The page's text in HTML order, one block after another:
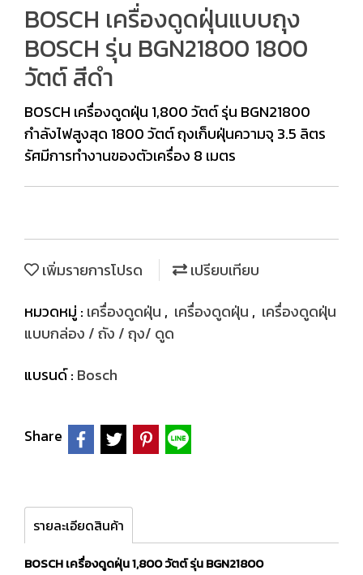
BOSCH เครื่องดูดฝุ่นแบบถุง
BOSCH รุ่น BGN21800 1800
วัตต์ สีดำ
BOSCH เครื่องดูดฝุ่น 1,800 วัตต์ รุ่น BGN21800
กำลังไฟสูงสุด 1800 วัตต์ ถุงเก็บฝุ่นความจุ 3.5 ลิตร
รัศมีการทำงานของตัวเครื่อง 8 เมตร
เพิ่มรายการโปรด
เปรียบเทียบ
หมวดหมู่ : เครื่องดูดฝุ่น , เครื่องดูดฝุ่น , เครื่องดูดฝุ่น
แบบกล่อง / ถัง / ถุง/ ดูด
แบรนด์ : Bosch
Share
รายละเอียดสินค้า
BOSCH เครื่องดูดฝุ่น 1,800 วัตต์ รุ่น BGN21800